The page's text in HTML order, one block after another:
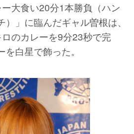
大食い20分1本勝負（ハン
」に臨んだギャル曽根は、
のカレーを9分23秒で完
白星で飾った。